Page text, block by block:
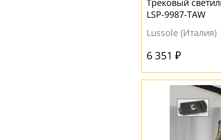
Трековый
LSP-9987-TAW
Lussole (Италия)
6 351 ₽